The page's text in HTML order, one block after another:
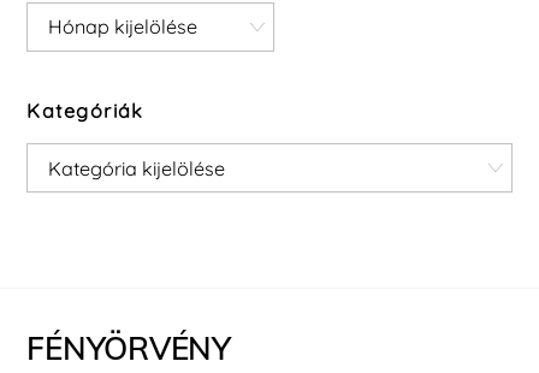
Archívum
Kategóriák
Kategóriák
FÉNYÖRVÉNY